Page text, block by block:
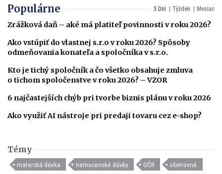
3 Dni Týždeň Mesiac
Populárne
Zrážková daň – aké má platiteľ povinnosti v roku 2026?
Ako vstúpiť do vlastnej s.r.o v roku 2026? Spôsoby
odmeňovania konateľa a spoločníka v s.r.o.
Kto je tichý spoločník a čo všetko obsahuje zmluva
o tichom spoločenstve v roku 2026? – VZOR
6 najčastejších chýb pri tvorbe biznis plánu v roku 2026
Ako využiť AI nástroje pri predaji tovaru cez e-shop?
Témy
materská dávka nemocenské dávky OČR ošetrovné